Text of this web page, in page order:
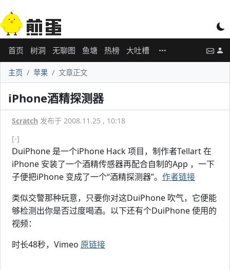
首页 树洞 无聊图 鱼塘 热榜 大吐槽
主页 苹果 文章正文
iPhone酒精探测器
Scratch 发布于 2008.11.25 , 10:18
[-]
DuiPhone 是一个iPhone Hack 项目，制作者Tellart 在
iPhone 安装了一个酒精传感器再配合自制的App ，一下
子便把iPhone 变成了一个“酒精探测器”。 作者链接
类似交警那种玩意，只要你对这DuiPhone 吹气，它便能
够检测出你是否过度喝酒。以下还有个DuiPhone 使用的
视频：
时长48秒，Vimeo 原链接